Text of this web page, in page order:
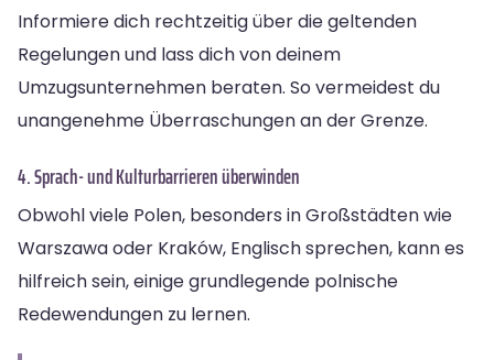
Informiere dich rechtzeitig über die geltenden
Regelungen und lass dich von deinem
Umzugsunternehmen beraten. So vermeidest du
unangenehme Überraschungen an der Grenze.
4. Sprach- und Kulturbarrieren überwinden
Obwohl viele Polen, besonders in Großstädten wie
Warszawa oder Kraków, Englisch sprechen, kann es
hilfreich sein, einige grundlegende polnische
Redewendungen zu lernen.